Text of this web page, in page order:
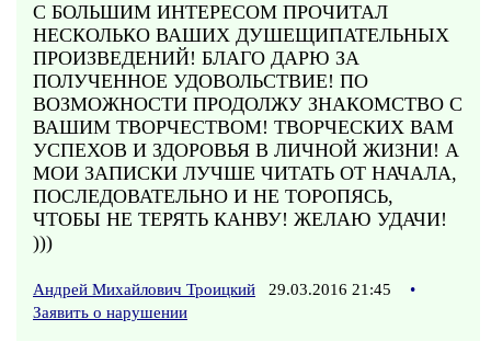
С БОЛЬШИМ ИНТЕРЕСОМ ПРОЧИТАЛ
НЕСКОЛЬКО ВАШИХ ДУШЕЩИПАТЕЛЬНЫХ
ПРОИЗВЕДЕНИЙ! БЛАГО ДАРЮ ЗА
ПОЛУЧЕННОЕ УДОВОЛЬСТВИЕ! ПО
ВОЗМОЖНОСТИ ПРОДОЛЖУ ЗНАКОМСТВО С
ВАШИМ ТВОРЧЕСТВОМ! ТВОРЧЕСКИХ ВАМ
УСПЕХОВ И ЗДОРОВЬЯ В ЛИЧНОЙ ЖИЗНИ! А
МОИ ЗАПИСКИ ЛУЧШЕ ЧИТАТЬ ОТ НАЧАЛА,
ПОСЛЕДОВАТЕЛЬНО И НЕ ТОРОПЯСЬ,
ЧТОБЫ НЕ ТЕРЯТЬ КАНВУ! ЖЕЛАЮ УДАЧИ!
)))
Андрей Михайлович Троицкий 29.03.2016 21:45
•
Заявить о нарушении